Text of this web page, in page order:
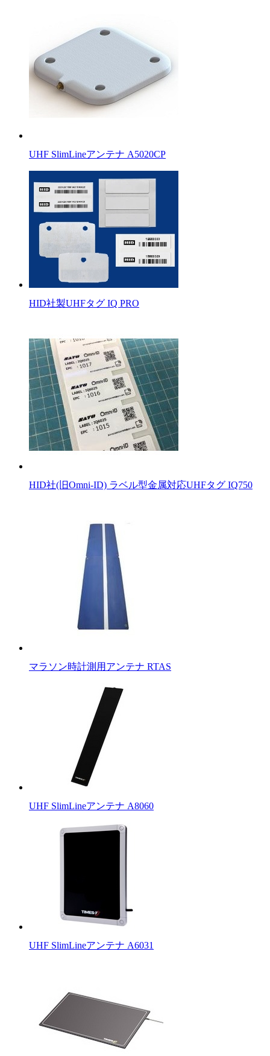
UHF SlimLineアンテナ A5020CP
HID社製UHFタグ IQ PRO
HID社(旧Omni-ID) ラベル型金属対応UHFタグ IQ750
マラソン時計測用アンテナ RTAS
UHF SlimLineアンテナ A8060
UHF SlimLineアンテナ A6031